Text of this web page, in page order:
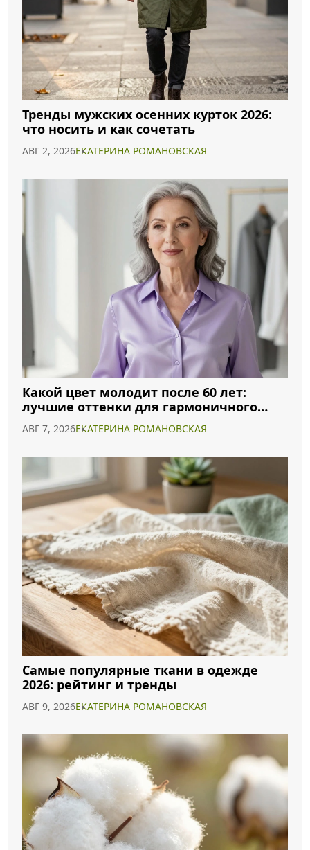
Тренды мужских осенних курток 2026:
что носить и как сочетать
АВГ 2, 2026ЕКАТЕРИНА РОМАНОВСКАЯ
Какой цвет молодит после 60 лет:
лучшие оттенки для гармоничного
АВГ 7, 2026ЕКАТЕРИНА РОМАНОВСКАЯ
Самые популярные ткани в одежде
2026: рейтинг и тренды
АВГ 9, 2026ЕКАТЕРИНА РОМАНОВСКАЯ